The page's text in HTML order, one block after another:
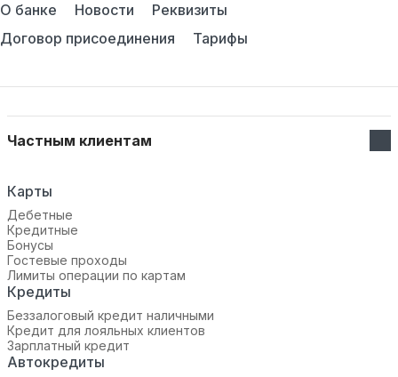
О банке
Новости
Реквизиты
Договор присоединения
Тарифы
Частным клиентам
Карты
Дебетные
Кредитные
Бонусы
Гостевые проходы
Лимиты операции по картам
Кредиты
Беззалоговый кредит наличными
Кредит для лояльных клиентов
Зарплатный кредит
Автокредиты